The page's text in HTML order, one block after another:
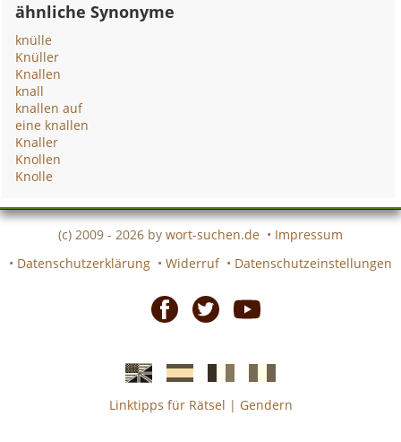
ähnliche Synonyme
knülle
Knüller
Knallen
knall
knallen auf
eine knallen
Knaller
Knollen
Knolle
(c) 2009 - 2026 by wort-suchen.de • Impressum
• Datenschutzerklärung • Widerruf • Datenschutzeinstellungen
EnglischeSpanischefranzösicheitalienische
Linktipps für Rätsel | Gendern